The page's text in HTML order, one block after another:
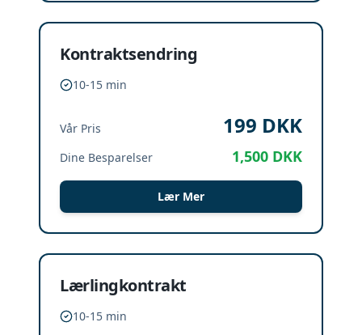
Kontraktsendring
10-15 min
Vår Pris 199 DKK
Dine Besparelser 1,500 DKK
Lær Mer
Lærlingkontrakt
10-15 min